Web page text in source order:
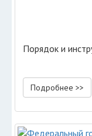
Порядок и
Подробнее >>